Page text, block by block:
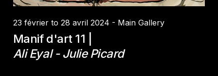
23 février to 28 avril 2024 - Main Gallery
Manif d'art 11 |
Ali Eyal - Julie Picard